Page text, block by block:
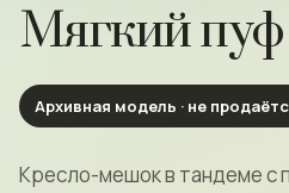
Мягкий
Архивная модель · не
Кресло-мешок в тандеме с